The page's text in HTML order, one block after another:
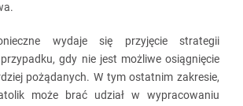
wydaje się przyjęcie strategii
gdy nie jest możliwe osiągnięcie
pożądanych. W tym ostatnim zakresie,
może brać udział w wypracowaniu